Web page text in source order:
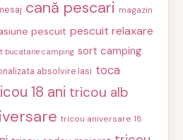
cană pescari magazin
pescuit pescuit relaxare
bucatarie camping sort camping
absolvire Iasi toca
18 ani tricou alb
tricou aniversare 18